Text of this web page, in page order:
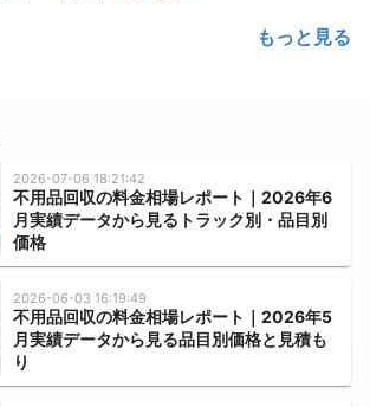
ガ駆除
ライグマ・狸・イタチ駆除
・ゲジゲジ駆除
理
2026-07-06 18:21:42
不用品回収の料金相場レポート｜2026年6
月実績データから見るトラック別・品目別
価格
2026-06-03 16:19:49
不用品回収の料金相場レポート｜2026年5
月実績データから見る品目別価格と見積も
り